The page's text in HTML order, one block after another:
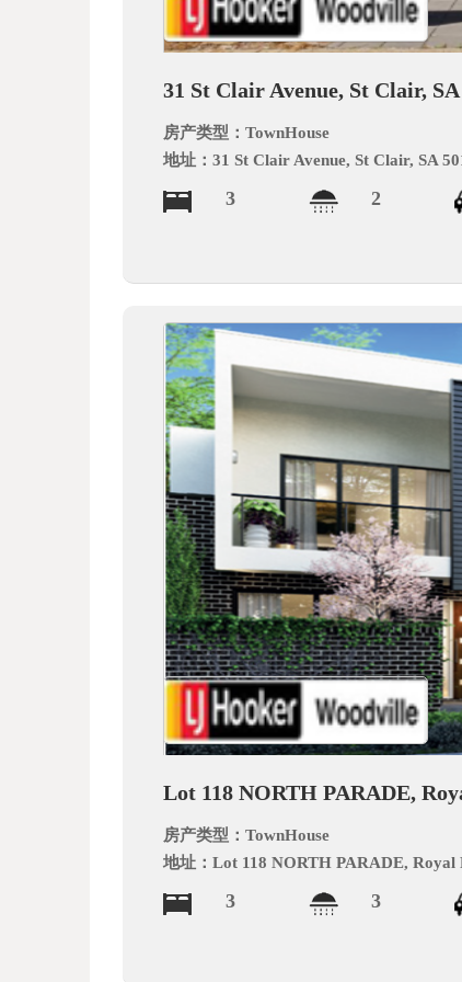
31 St Clair Avenue, St Clair, SA
房产类型：TownHouse
地址：31 St Clair Avenue, St Clair, SA
3 2
Lot 118 NORTH PARADE,
房产类型：TownHouse
地址：Lot 118 NORTH PARADE, Royal
3 3